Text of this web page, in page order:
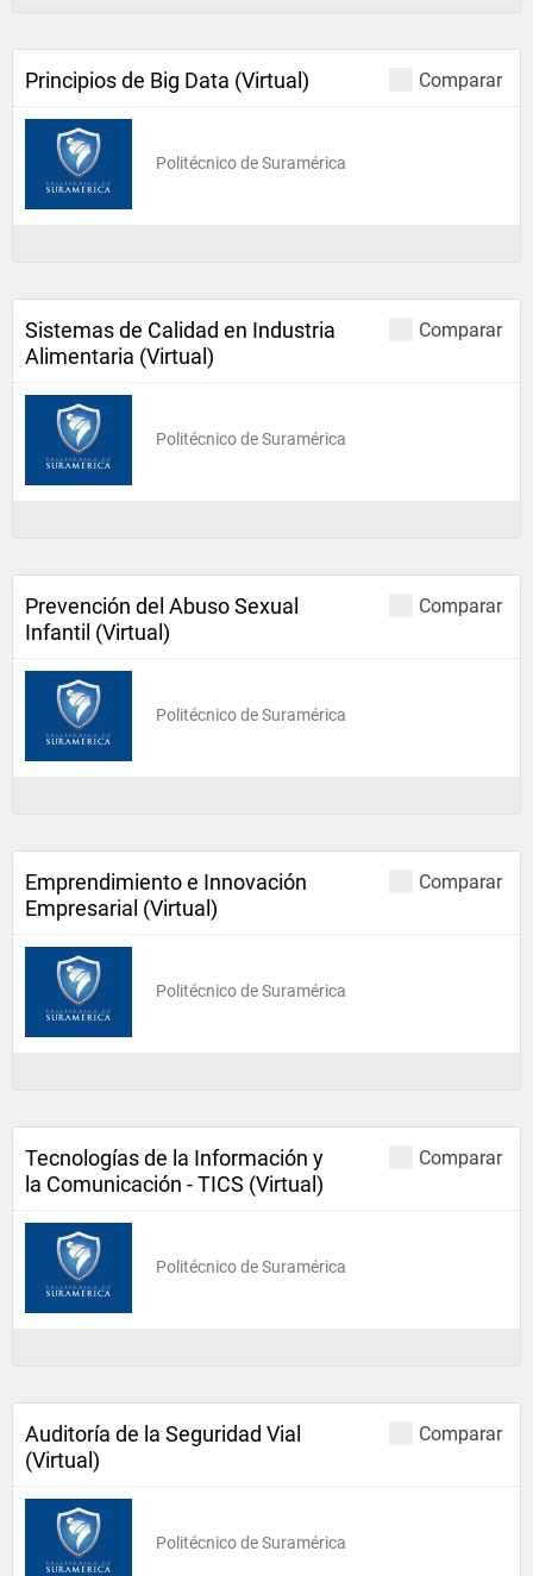
Comparar
Principios de Big Data (Virtual)
Politécnico de Suramérica
Comparar
Sistemas de Calidad en Industria
Alimentaria (Virtual)
Politécnico de Suramérica
Comparar
Prevención del Abuso Sexual
Infantil (Virtual)
Politécnico de Suramérica
Comparar
Emprendimiento e Innovación
Empresarial (Virtual)
Politécnico de Suramérica
Comparar
Tecnologías de la Información y
la Comunicación - TICS (Virtual)
Politécnico de Suramérica
Comparar
Auditoría de la Seguridad Vial
(Virtual)
Politécnico de Suramérica